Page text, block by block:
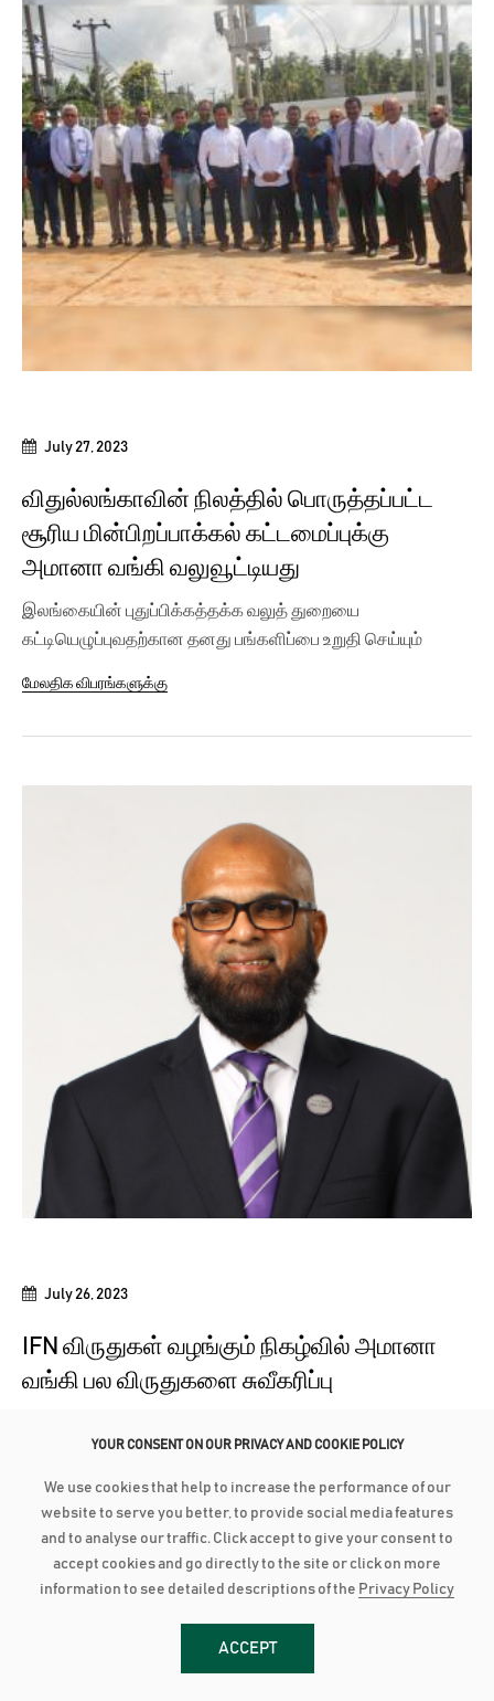
July 27, 2023
விதுல்லங்காவின் நிலத்தில் பொருத்தப்பட்ட
சூரிய மின்பிறப்பாக்கல் கட்டமைப்புக்கு
அமானா வங்கி வலுவூட்டியது
இலங்கையின் புதுப்பிக்கத்தக்க வலுத் துறையை
கட்டியெழுப்புவதற்கான தனது பங்களிப்பை உறுதி செய்யும்
மேலதிக விபரங்களுக்கு
July 26, 2023
IFN விருதுகள் வழங்கும் நிகழ்வில் அமானா
வங்கி பல விருதுகளை சுவீகரிப்பு
சிறந்த மற்றும் முன்னணி செயற்பாட்டாளர்களை கௌரவிக்கும்
முன்னணி...
மேலதிக விபரங்களுக்கு
YOUR CONSENT ON OUR PRIVACY AND COOKIE POLICY
We use cookies that help to increase the performance of our
website to serve you better, to provide social media features
and to analyse our traffic. Click accept to give your consent to
accept cookies and go directly to the site or click on more
information to see detailed descriptions of the Privacy Policy
ACCEPT